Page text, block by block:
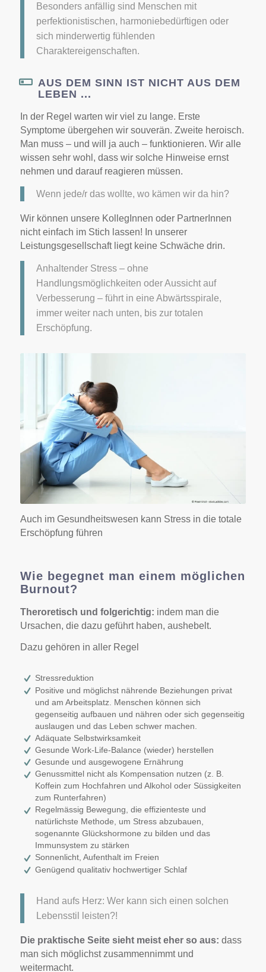
Besonders anfällig sind Menschen mit
perfektionistischen, harmoniebedürftigen oder
sich minderwertig fühlenden
Charaktereigenschaften.
AUS DEM SINN IST NICHT AUS DEM
LEBEN ...
In der Regel warten wir viel zu lange. Erste
Symptome übergehen wir souverän. Zweite heroisch.
Man muss – und will ja auch – funktionieren. Wir alle
wissen sehr wohl, dass wir solche Hinweise ernst
nehmen und darauf reagieren müssen.
Wenn jede/r das wollte, wo kämen wir da hin?
Wir können unsere KollegInnen oder PartnerInnen
nicht einfach im Stich lassen! In unserer
Leistungsgesellschaft liegt keine Schwäche drin.
Anhaltender Stress – ohne
Handlungsmöglichkeiten oder Aussicht auf
Verbesserung – führt in eine Abwärtsspirale,
immer weiter nach unten, bis zur totalen
Erschöpfung.
Auch im Gesundheitswesen kann Stress in die totale
Erschöpfung führen
Wie begegnet man einem möglichen
Burnout?
Theroretisch und folgerichtig: indem man die
Ursachen, die dazu geführt haben, aushebelt.
Dazu gehören in aller Regel
Stressreduktion
Positive und möglichst nährende Beziehungen privat
und am Arbeitsplatz. Menschen können sich
gegenseitig aufbauen und nähren oder sich gegenseitig
auslaugen und das Leben schwer machen.
Adäquate Selbstwirksamkeit
Gesunde Work-Life-Balance (wieder) herstellen
Gesunde und ausgewogene Ernährung
Genussmittel nicht als Kompensation nutzen (z. B.
Koffein zum Hochfahren und Alkohol oder Süssigkeiten
zum Runterfahren)
Regelmässig Bewegung, die effizienteste und
natürlichste Methode, um Stress abzubauen,
sogenannte Glückshormone zu bilden und das
Immunsystem zu stärken
Sonnenlicht, Aufenthalt im Freien
Genügend qualitativ hochwertiger Schlaf
Hand aufs Herz: Wer kann sich einen solchen
Lebensstil leisten?!
Die praktische Seite sieht meist eher so aus: dass
man sich möglichst zusammennimmt und
weitermacht.